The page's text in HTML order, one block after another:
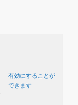
有効にすることが
できます